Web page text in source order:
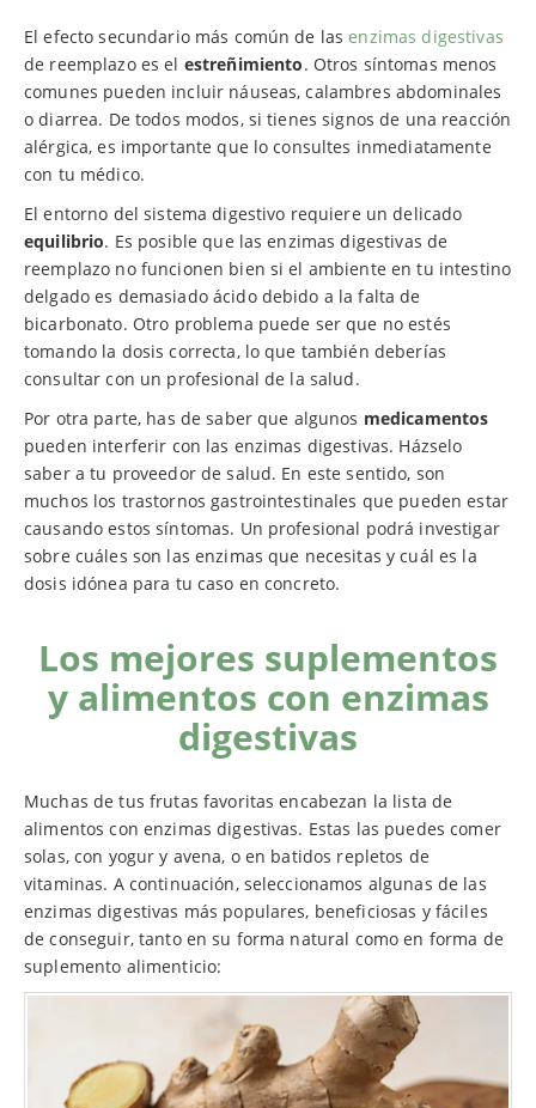
El efecto secundario más común de las enzimas digestivas
de reemplazo es el estreñimiento. Otros síntomas menos
comunes pueden incluir náuseas, calambres abdominales
o diarrea. De todos modos, si tienes signos de una reacción
alérgica, es importante que lo consultes inmediatamente
con tu médico.
El entorno del sistema digestivo requiere un delicado
equilibrio. Es posible que las enzimas digestivas de
reemplazo no funcionen bien si el ambiente en tu intestino
delgado es demasiado ácido debido a la falta de
bicarbonato. Otro problema puede ser que no estés
tomando la dosis correcta, lo que también deberías
consultar con un profesional de la salud.
Por otra parte, has de saber que algunos medicamentos
pueden interferir con las enzimas digestivas. Házselo
saber a tu proveedor de salud. En este sentido, son
muchos los trastornos gastrointestinales que pueden estar
causando estos síntomas. Un profesional podrá investigar
sobre cuáles son las enzimas que necesitas y cuál es la
dosis idónea para tu caso en concreto.
Los mejores suplementos
y alimentos con enzimas
digestivas
Muchas de tus frutas favoritas encabezan la lista de
alimentos con enzimas digestivas. Estas las puedes comer
solas, con yogur y avena, o en batidos repletos de
vitaminas. A continuación, seleccionamos algunas de las
enzimas digestivas más populares, beneficiosas y fáciles
de conseguir, tanto en su forma natural como en forma de
suplemento alimenticio: